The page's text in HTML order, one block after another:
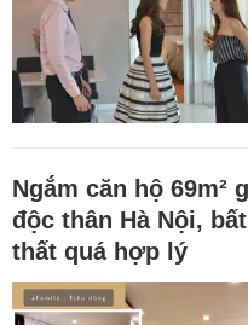
Ngắm căn hộ 69m²
độc thân Hà Nội,
thất quá hợp lý